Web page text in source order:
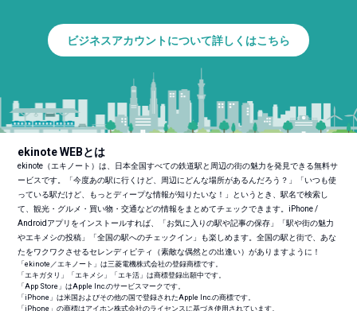
ビジネスアカウントについて詳しくはこちら
ekinote WEBとは
ekinote（エキノート）は、日本全国すべての鉄道駅と周辺の街の魅力を発見できる無料サ
ービスです。「今度あの駅に行くけど、周辺にどんな場所があるんだろう？」「いつも使
っている駅だけど、もっとディープな情報が知りたいな！」というとき、駅名で検索し
て、観光・グルメ・買い物・交通などの情報をまとめてチェックできます。iPhone /
Androidアプリをインストールすれば、「お気に入りの駅や記事の保存」「駅や街の魅力
やエキメシの投稿」「全国の駅へのチェックイン」も楽しめます。全国の駅と街で、あな
たをワクワクさせるセレンディピティ（素敵な偶然との出逢い）がありますように！
「ekinote／エキノート」は三菱電機株式会社の登録商標です。
「エキガタリ」「エキメシ」「エキ活」は商標登録出願中です。
「App Store」はApple Inc.のサービスマークです。
「iPhone」は米国およびその他の国で登録されたApple Inc.の商標です。
「iPhone」の商標はアイホン株式会社のライセンスに基づき使用されています。